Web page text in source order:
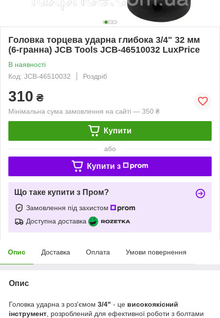
Гoлoвкa тopцeвa удapнa глибока 3/4" 32 мм
(6-гранна) JCB Tools JCB-46510032 LuxPrice
В наявності
Код: JCB-46510032
Роздріб
310 ₴
Мінімальна сума замовлення на сайті — 350 ₴
Купити
або
Купити з
Що таке купити з Пром?
Замовлення під захистом
Доступна доставка
Опис Доставка Оплата Умови повернення
Опис
Головка ударна з роз'ємом 3/4" - це високоякісний
інструмент , розроблений для ефективної роботи з болтами